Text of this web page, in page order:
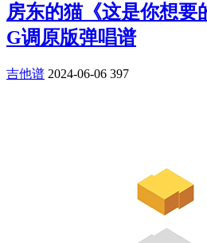
房东的猫《这是你想要
G调原版弹唱谱
吉他谱 2024-06-06 397